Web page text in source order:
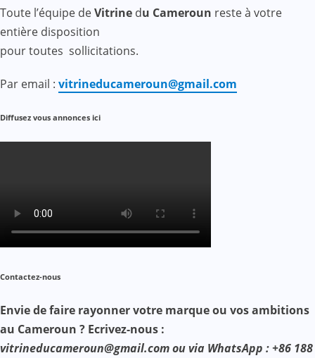
Toute l’équipe deVitrine du Cameroun reste à votre
entière disposition
pour toutes sollicitations.
Par email : vitrineducameroun@gmail.com
Diffusez vous annonces ici
Contactez-nous
Envie de faire rayonner votre marque ou vos ambitions
au Cameroun ? Ecrivez-nous :
vitrineducameroun@gmail.com ou via WhatsApp : +86 188